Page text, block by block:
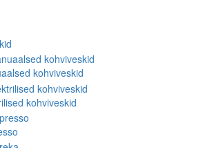
kohviveskid
kohviveskid